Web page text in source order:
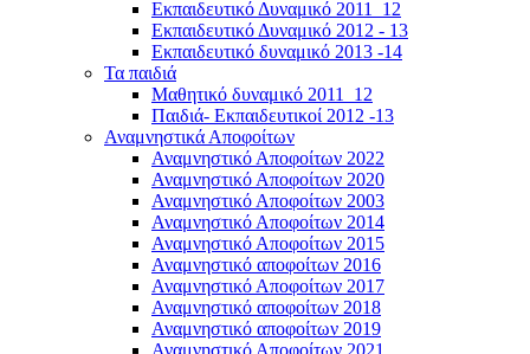
Εκπαιδευτικό Δυναμικό 2011_12
Εκπαιδευτικό Δυναμικό 2012 - 13
Εκπαιδευτικό δυναμικό 2013 -14
Τα παιδιά
Μαθητικό δυναμικό 2011_12
Παιδιά- Εκπαιδευτικοί 2012 -13
Αναμνηστικά Αποφοίτων
Αναμνηστικό Αποφοίτων 2022
Αναμνηστικό Αποφοίτων 2020
Αναμνηστικό Αποφοίτων 2003
Αναμνηστικό Αποφοίτων 2014
Αναμνηστικό Αποφοίτων 2015
Αναμνηστικό αποφοίτων 2016
Αναμνηστικό Αποφοίτων 2017
Αναμνηστικό αποφοίτων 2018
Αναμνηστικό αποφοίτων 2019
Αναμνηστικό Αποφοίτων 2021